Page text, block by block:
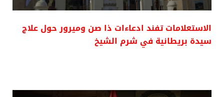
الاستعلامات تفند ادعاءات ذا صن وميرور حول علاج
سيدة بريطانية في شرم الشيخ